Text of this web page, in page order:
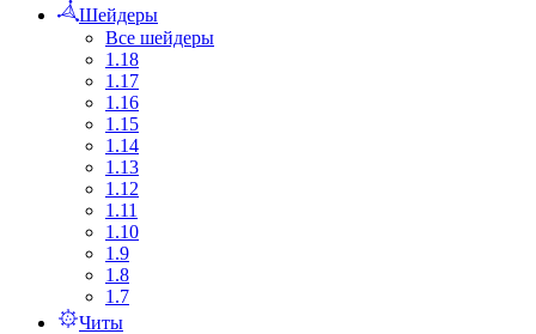
Шейдеры
Все шейдеры
1.18
1.17
1.16
1.15
1.14
1.13
1.12
1.11
1.10
1.9
1.8
1.7
Читы